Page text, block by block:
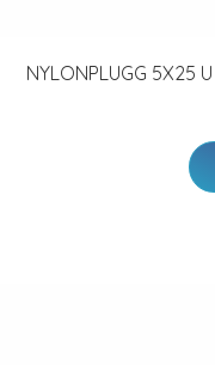
NYLONPLUGG 5X25